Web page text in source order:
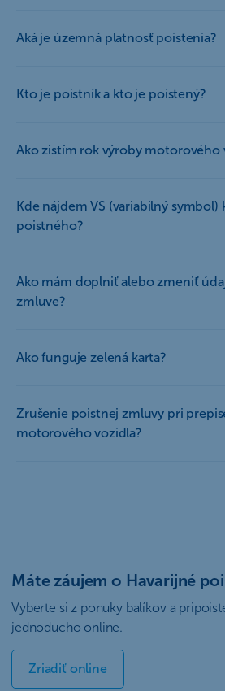
Aká je územná platnosť poistenia?
Kto je poistník a kto je poistený?
Ako zistím rok výroby motorového
Kde nájdem VS (variabilný symbol)
poistného?
Ako mám doplniť alebo zmeniť
zmluve?
Ako funguje zelená karta?
Zrušenie poistnej zmluvy pri
motorového vozidla?
Máte záujem o Havarijné
Vyberte si z ponuky balíkov a
jednoducho online.
Zriadiť online